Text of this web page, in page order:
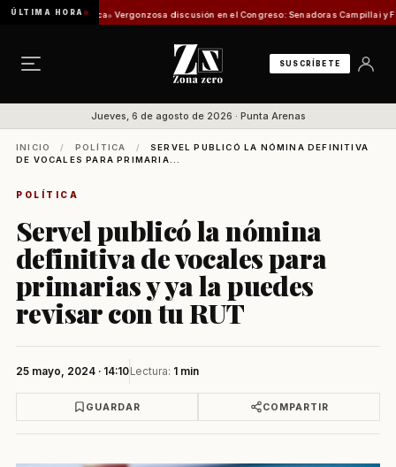
ÚLTIMA HORA
de Pesca Vergonzosa discusión en el Congreso: Senadoras Campillai y Flores
SUSCRÍBETE
Jueves, 6 de agosto de 2026 · Punta Arenas
INICIO / POLÍTICA /
SERVEL PUBLICÓ LA NÓMINA DEFINITIVA
DE VOCALES PARA PRIMARIA...
POLÍTICA
Servel publicó la nómina
definitiva de vocales para
primarias y ya la puedes
revisar con tu RUT
25 mayo, 2024 · 14:10Lectura: 1 min
GUARDAR COMPARTIR